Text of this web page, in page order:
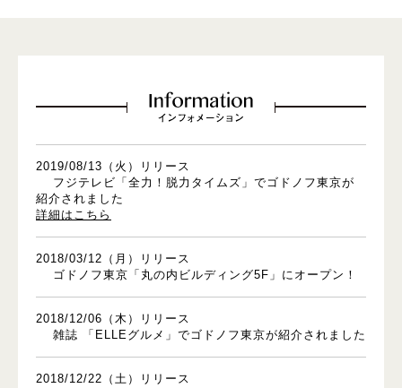
2019/08/13（火）リリース
フジテレビ「全力！脱力タイムズ」でゴドノフ東京が
紹介されました
詳細はこちら
2018/03/12（月）リリース
ゴドノフ東京「丸の内ビルディング5F」にオープン！
2018/12/06（木）リリース
雑誌 「ELLEグルメ」でゴドノフ東京が紹介されました
2018/12/22（土）リリース